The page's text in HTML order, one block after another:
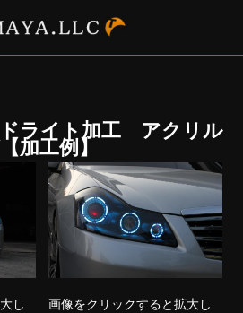
ライト加工 アクリル
加工例】
し
画像をクリックすると拡大し